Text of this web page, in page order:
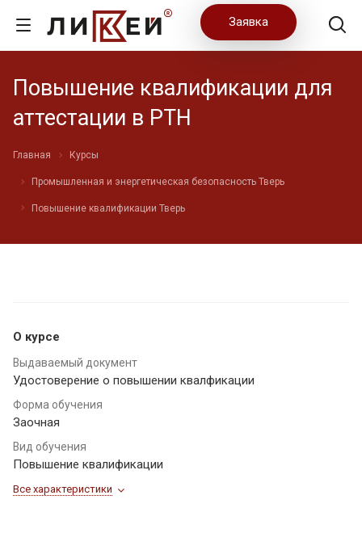
Заявка
Повышение квалификации для
аттестации в РТН
Главная Курсы
Промышленная и энергетическая безопасность Тверь
Повышение квалификации Тверь
О курсе
Выдаваемый документ
Удостоверение о повышении квалфикации
Форма обучения
Заочная
Вид обучения
Повышение квалификации
Все характеристики